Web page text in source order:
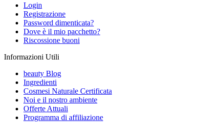
Login
Registrazione
Password dimenticata?
Dove è il mio pacchetto?
Riscossione buoni
Informazioni Utili
beauty Blog
Ingredienti
Cosmesi Naturale Certificata
Noi e il nostro ambiente
Offerte Attuali
Programma di affiliazione